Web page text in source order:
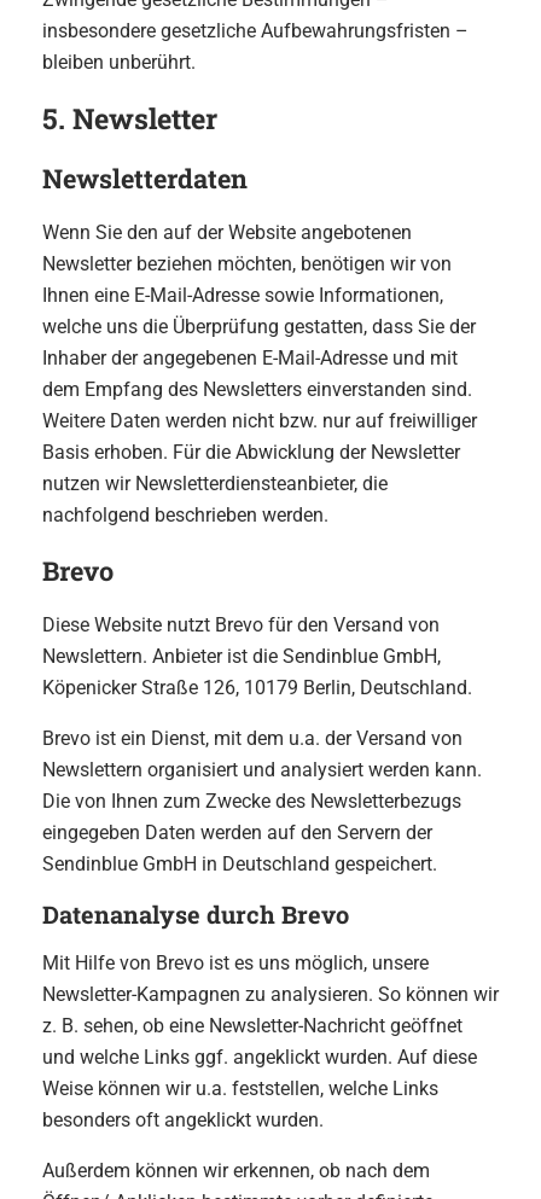
insbesondere gesetzliche Aufbewahrungsfristen –
bleiben unberührt.
5. Newsletter
Newsletter­daten
Wenn Sie den auf der Website angebotenen
Newsletter beziehen möchten, benötigen wir von
Ihnen eine E-Mail-Adresse sowie Informationen,
welche uns die Überprüfung gestatten, dass Sie der
Inhaber der angegebenen E-Mail-Adresse und mit
dem Empfang des Newsletters einverstanden sind.
Weitere Daten werden nicht bzw. nur auf freiwilliger
Basis erhoben. Für die Abwicklung der Newsletter
nutzen wir Newsletterdiensteanbieter, die
nachfolgend beschrieben werden.
Brevo
Diese Website nutzt Brevo für den Versand von
Newslettern. Anbieter ist die Sendinblue GmbH,
Köpenicker Straße 126, 10179 Berlin, Deutschland.
Brevo ist ein Dienst, mit dem u.a. der Versand von
Newslettern organisiert und analysiert werden kann.
Die von Ihnen zum Zwecke des Newsletterbezugs
eingegeben Daten werden auf den Servern der
Sendinblue GmbH in Deutschland gespeichert.
Datenanalyse durch Brevo
Mit Hilfe von Brevo ist es uns möglich, unsere
Newsletter-Kampagnen zu analysieren. So können wir
z. B. sehen, ob eine Newsletter-Nachricht geöffnet
und welche Links ggf. angeklickt wurden. Auf diese
Weise können wir u.a. feststellen, welche Links
besonders oft angeklickt wurden.
Außerdem können wir erkennen, ob nach dem